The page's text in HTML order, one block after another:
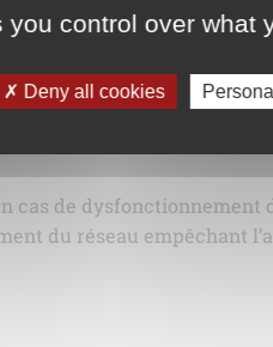
679)
L’hébergeur
le service
de défaillance de
cas de
du réseau empêchant
control over what
Deny all cookies